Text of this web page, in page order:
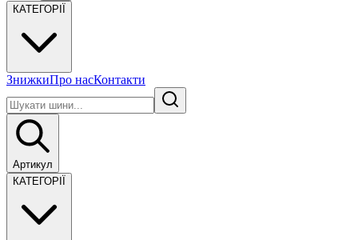
КАТЕГОРІЇ
ЗнижкиПро насКонтакти
Артикул
КАТЕГОРІЇ